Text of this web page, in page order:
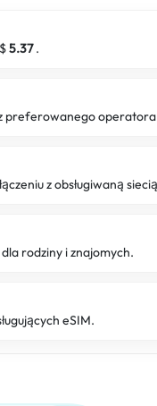
5.37.
preferowanego
z obsługiwaną
rodziny i znajomych.
eSIM.